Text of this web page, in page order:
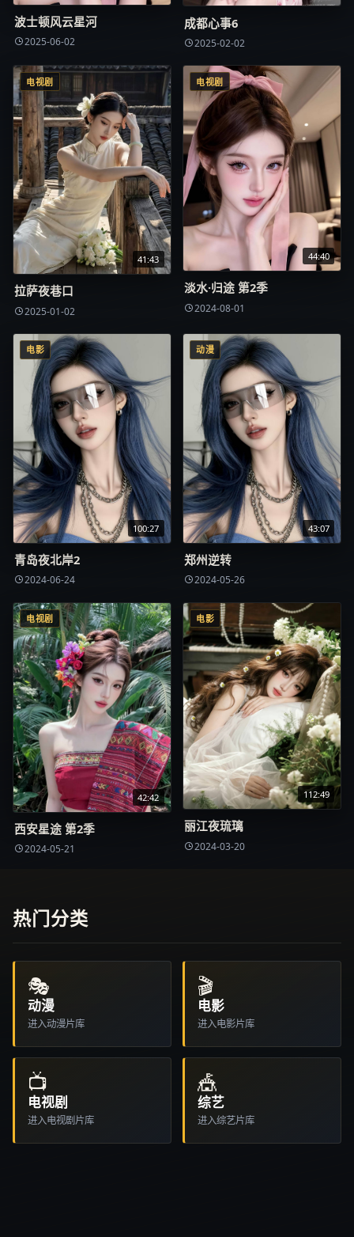
波士顿风云星河
2025-06-02
成都心事6
2025-02-02
电视剧
41:43
拉萨夜巷口
2025-01-02
电视剧
44:40
淡水·归途 第2季
2024-08-01
电影
100:27
青岛夜北岸2
2024-06-24
动漫
43:07
郑州逆转
2024-05-26
电视剧
42:42
西安星途 第2季
2024-05-21
电影
112:49
丽江夜琉璃
2024-03-20
热门分类
🎭
动漫
进入动漫片库
🎬
电影
进入电影片库
📺
电视剧
进入电视剧片库
🎪
综艺
进入综艺片库